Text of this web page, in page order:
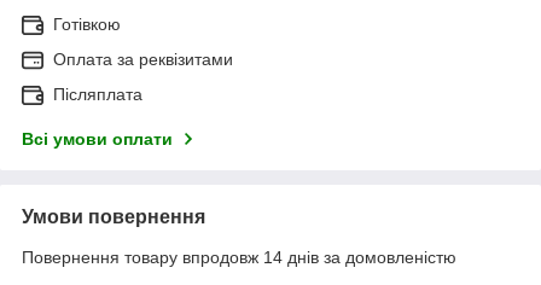
Готівкою
Оплата за реквізитами
Післяплата
Всі умови оплати
Умови повернення
Повернення товару впродовж 14 днів за домовленістю